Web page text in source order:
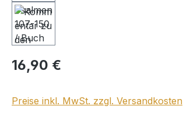
Regulärer Preis:
16,90 €
Preise inkl. MwSt. zzgl. Versandkosten